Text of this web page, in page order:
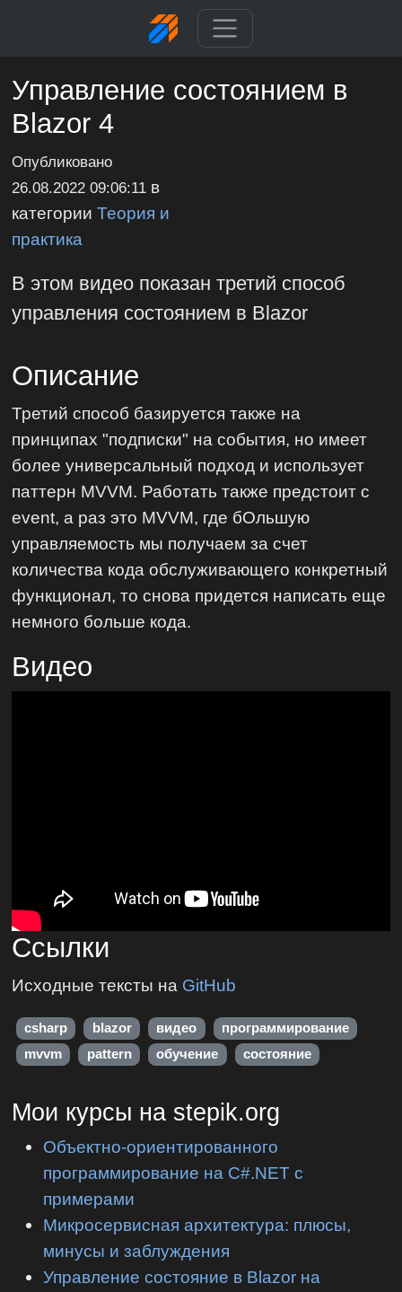
Управление состоянием в
Blazor 4
Опубликовано
26.08.2022 09:06:11 в
категорииТеория и
практика
В этом видео показан третий способ
управления состоянием в Blazor
Описание
Третий способ базируется также на
принципах "подписки" на события, но имеет
более универсальный подход и использует
паттерн MVVM. Работать также предстоит с
event, а раз это MVVM, где бОльшую
управляемость мы получаем за счет
количества кода обслуживающего конкретный
функционал, то снова придется написать еще
немного больше кода.
Видео
Ссылки
Исходные тексты на GitHub
csharp blazor видео
программирование
mvvm
pattern обучение состояние
Мои курсы на stepik.org
Объектно-ориентированного
программирование на C#.NET с
примерами
Микросервисная архитектура: плюсы,
минусы и заблуждения
Управление состояние в Blazor на